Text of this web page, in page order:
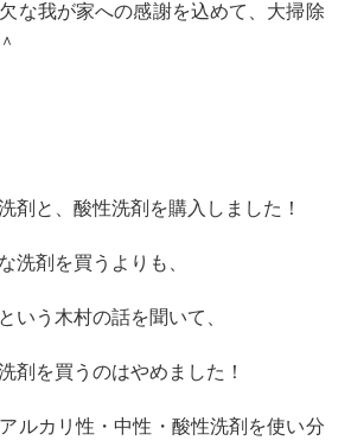
な我が家への感謝を込めて、大掃除
剤と、酸性洗剤を購入しました！
洗剤を買うよりも、
いう木村の話を聞いて、
剤を買うのはやめました！
ルカリ性・中性・酸性洗剤を使い分